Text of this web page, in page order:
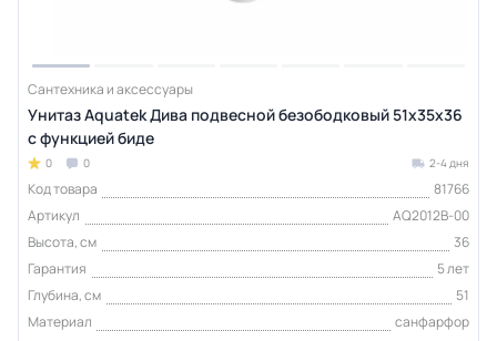
Сантехника и аксессуары
Унитаз Aquatek Дива подвесной безободковый 51х35х36
с функцией биде
0 0 2-4 дня
Код товара
81766
Артикул
AQ2012B-00
Высота, см
36
Гарантия
5 лет
Глубина, см
51
Материал
санфарфор